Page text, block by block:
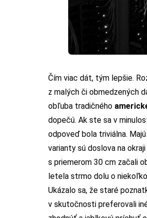
Čím viac dát, tým lepšie.
z malých či obmedzených
obľuba tradičného
dopečú. Ak ste sa v
odpoveď bola triviálna.
varianty sú doslova na
s priemerom 30 cm začali
letela strmo dolu o
Ukázalo sa, že staré
v skutočnosti preferovali